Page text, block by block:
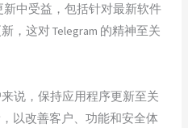
中受益，包括针对最新软件
，这对 Telegram 的精神至关
说，保持应用程序更新至关
以改善客户、功能和安全体